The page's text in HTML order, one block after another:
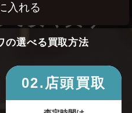
入れる
て安く買う！
の選べる買取方法
02.店頭買取